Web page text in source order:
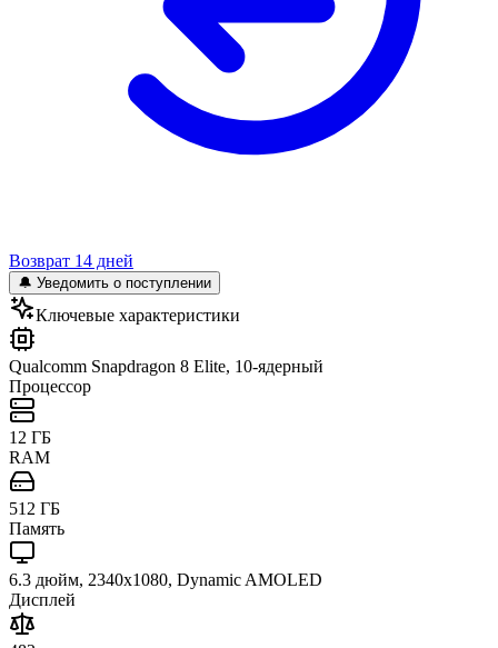
Возврат 14 дней
🔔 Уведомить о поступлении
Ключевые характеристики
Qualcomm Snapdragon 8 Elite, 10-ядерный
Процессор
12 ГБ
RAM
512 ГБ
Память
6.3 дюйм, 2340x1080, Dynamic AMOLED
Дисплей